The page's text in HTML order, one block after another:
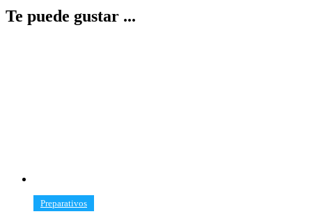
Te puede gustar ...
​Preparativos